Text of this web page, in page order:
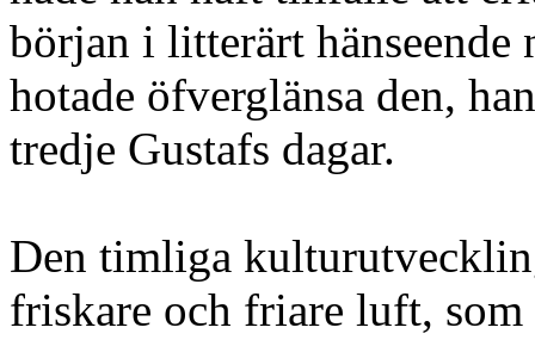
början i litterärt hänseende
hotade öfverglänsa den,
tredje Gustafs dagar.
Den timliga
friskare och friare luft,